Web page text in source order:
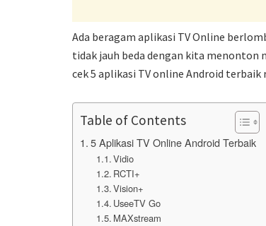
Ada beragam aplikasi TV Online
tidak jauh beda dengan kita menonton
cek 5 aplikasi TV online Android
Table of Contents
5 Aplikasi TV Online Android Terbaik
Vidio
RCTI+
Vision+
UseeTV Go
MAXstream